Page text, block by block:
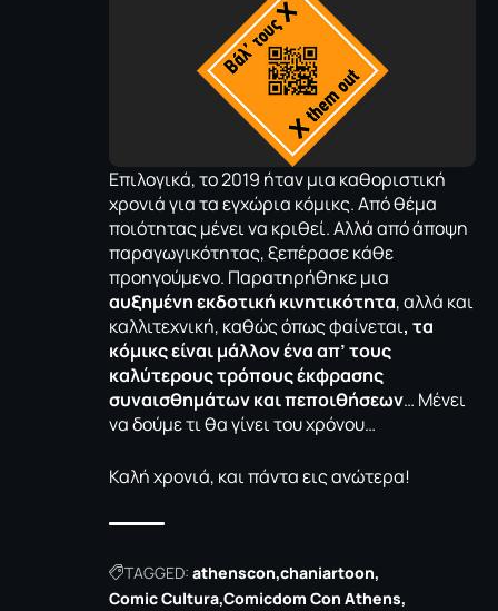
Επιλογικά, το 2019 ήταν μια καθοριστική
χρονιά για τα εγχώρια κόμικς. Από θέμα
ποιότητας μένει να κριθεί. Αλλά από άποψη
παραγωγικότητας, ξεπέρασε κάθε
προηγούμενο. Παρατηρήθηκε μια
αυξημένη εκδοτική κινητικότητα, αλλά και
καλλιτεχνική, καθώς όπως φαίνεται, τα
κόμικς είναι μάλλον ένα απ’ τους
καλύτερους τρόπους έκφρασης
συναισθημάτων και πεποιθήσεων… Μένει
να δούμε τι θα γίνει του χρόνου…
Καλή χρονιά, και πάντα εις ανώτερα!
TAGGED: athenscon chaniartoon
Comic Cultura Comicdom Con Athens